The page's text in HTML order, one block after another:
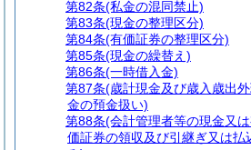
第82条(私金の混同禁止)
第83条(現金の整理区分)
第84条(有価証券の整理区分)
第85条(現金の繰替え)
第86条(一時借入金)
第87条(歳計現金及び歳入歳出外
金の預金扱い)
第88条(会計管理者等の現金又
価証券の領収及び引継ぎ又は払